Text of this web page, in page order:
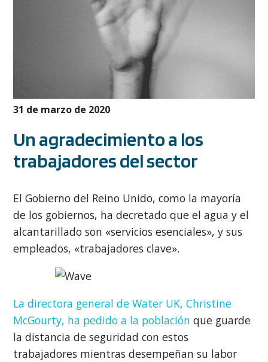
31 de marzo de 2020
Un agradecimiento a los
trabajadores del sector
El Gobierno del Reino Unido, como la mayoría
de los gobiernos, ha decretado que el agua y el
alcantarillado son «servicios esenciales», y sus
empleados, «trabajadores clave».
La directora general de Water UK,Christine
McGourty, ha pedido a la población que guarde
la distancia de seguridad con estos
trabajadores mientras desempeñan su labor